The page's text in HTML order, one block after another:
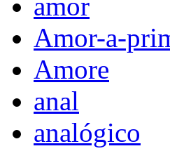
amor
Amor-a-
Amore
anal
analógico